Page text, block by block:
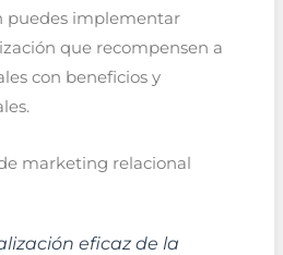
puedes implementar
que recompensen a
con beneficios y
eficaz de la